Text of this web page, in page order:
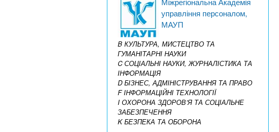
управління персоналом,
МАУП
B КУЛЬТУРА, МИСТЕЦТВО ТА
ГУМАНІТАРНІ НАУКИ
C СОЦІАЛЬНІ НАУКИ, ЖУРНАЛІСТИКА ТА
ІНФОРМАЦІЯ
D БІЗНЕС, АДМІНІСТРУВАННЯ ТА ПРАВО
F ІНФОРМАЦІЙНІ ТЕХНОЛОГІЇ
I ОХОРОНА ЗДОРОВ’Я ТА СОЦІАЛЬНЕ
ЗАБЕЗПЕЧЕННЯ
K БЕЗПЕКА ТА ОБОРОНА